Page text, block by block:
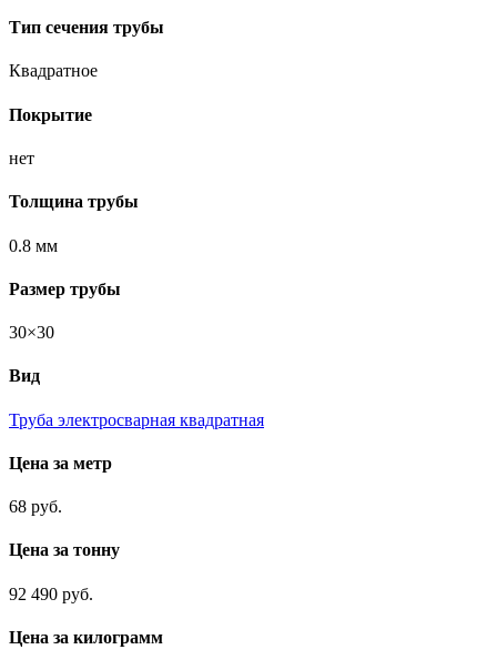
Тип сечения трубы
Квадратное
Покрытие
нет
Толщина трубы
0.8 мм
Размер трубы
30×30
Вид
Труба электросварная квадратная
Цена за метр
68 руб.
Цена за тонну
92 490 руб.
Цена за килограмм